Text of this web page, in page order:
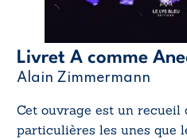
Livret A comme
Alain Zimmermann
Cet ouvrage est un recueil
particulières les unes que